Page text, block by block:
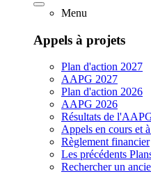
Menu
Appels à projets
Plan d'action 2027
AAPG 2027
Plan d'action 2026
AAPG 2026
Résultats de
Appels en cours et
Règlement financier
Les précédents
Rechercher un